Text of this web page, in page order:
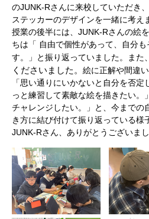
のJUNK-Rさんに来校していただき
ステッカーのデザインを一緒に考え
授業の後半には、JUNK-Rさんの絵
ちは「 自由で個性があって、自分
す。」と振り返っていました。また、
くださいました。 絵に正解や間違
「思い通りにいかないと自分を否
っと練習して素敵な絵を描きたい。
チャレンジしたい。」と、今までの
き方に結び付けて振り返っている様
JUNK-Rさん、ありがとうございまし